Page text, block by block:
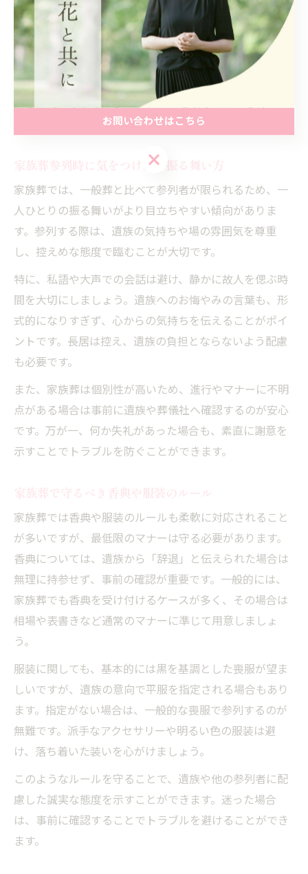
また、費用を抑えたい場合でも、必要最低限のマナーや
礼儀を守ることが大切です。例えば、簡素な装飾や進行
でも、丁寧な言葉遣いや心遣いを心がければ、参列者全
員が納得感を持てる空間になります。気負いすぎず、し
かし無礼にならないようバランスを取ることが心得で
家族葬参列時に気をつけたい振る舞い方
家族葬では、一般葬と比べて参列者が限られるため、一
人ひとりの振る舞いがより目立ちやすい傾向がありま
す。参列する際は、遺族の気持ちや場の雰囲気を尊重
し、控えめな態度で臨むことが大切です。
特に、私語や大声での会話は避け、静かに故人を偲ぶ時
間を大切にしましょう。遺族へのお悔やみの言葉も、形
式的になりすぎず、心からの気持ちを伝えることがポイ
ントです。長居は控え、遺族の負担とならないよう配慮
も必要です。
また、家族葬は個別性が高いため、進行やマナーに不明
点がある場合は事前に遺族や葬儀社へ確認するのが安心
です。万が一、何か失礼があった場合も、素直に謝意を
示すことでトラブルを防ぐことができます。
家族葬では香典や服装のルールも柔軟に対応されること
が多いですが、最低限のマナーは守る必要があります。
香典については、遺族から「辞退」と伝えられた場合は
無理に持参せず、事前の確認が重要です。一般的には、
家族葬でも香典を受け付けるケースが多く、その場合は
相場や表書きなど通常のマナーに準じて用意しましょ
う。
服装に関しても、基本的には黒を基調とした喪服が望ま
しいですが、遺族の意向で平服を指定される場合もあり
ます。指定がない場合は、一般的な喪服で参列するのが
無難です。派手なアクセサリーや明るい色の服装は避
け、落ち着いた装いを心がけましょう。
このようなルールを守ることで、遺族や他の参列者に配
慮した誠実な態度を示すことができます。迷った場合
は、事前に確認することでトラブルを避けることができ
ます。
お問い合わせはこちら
お問い合わせはこちら